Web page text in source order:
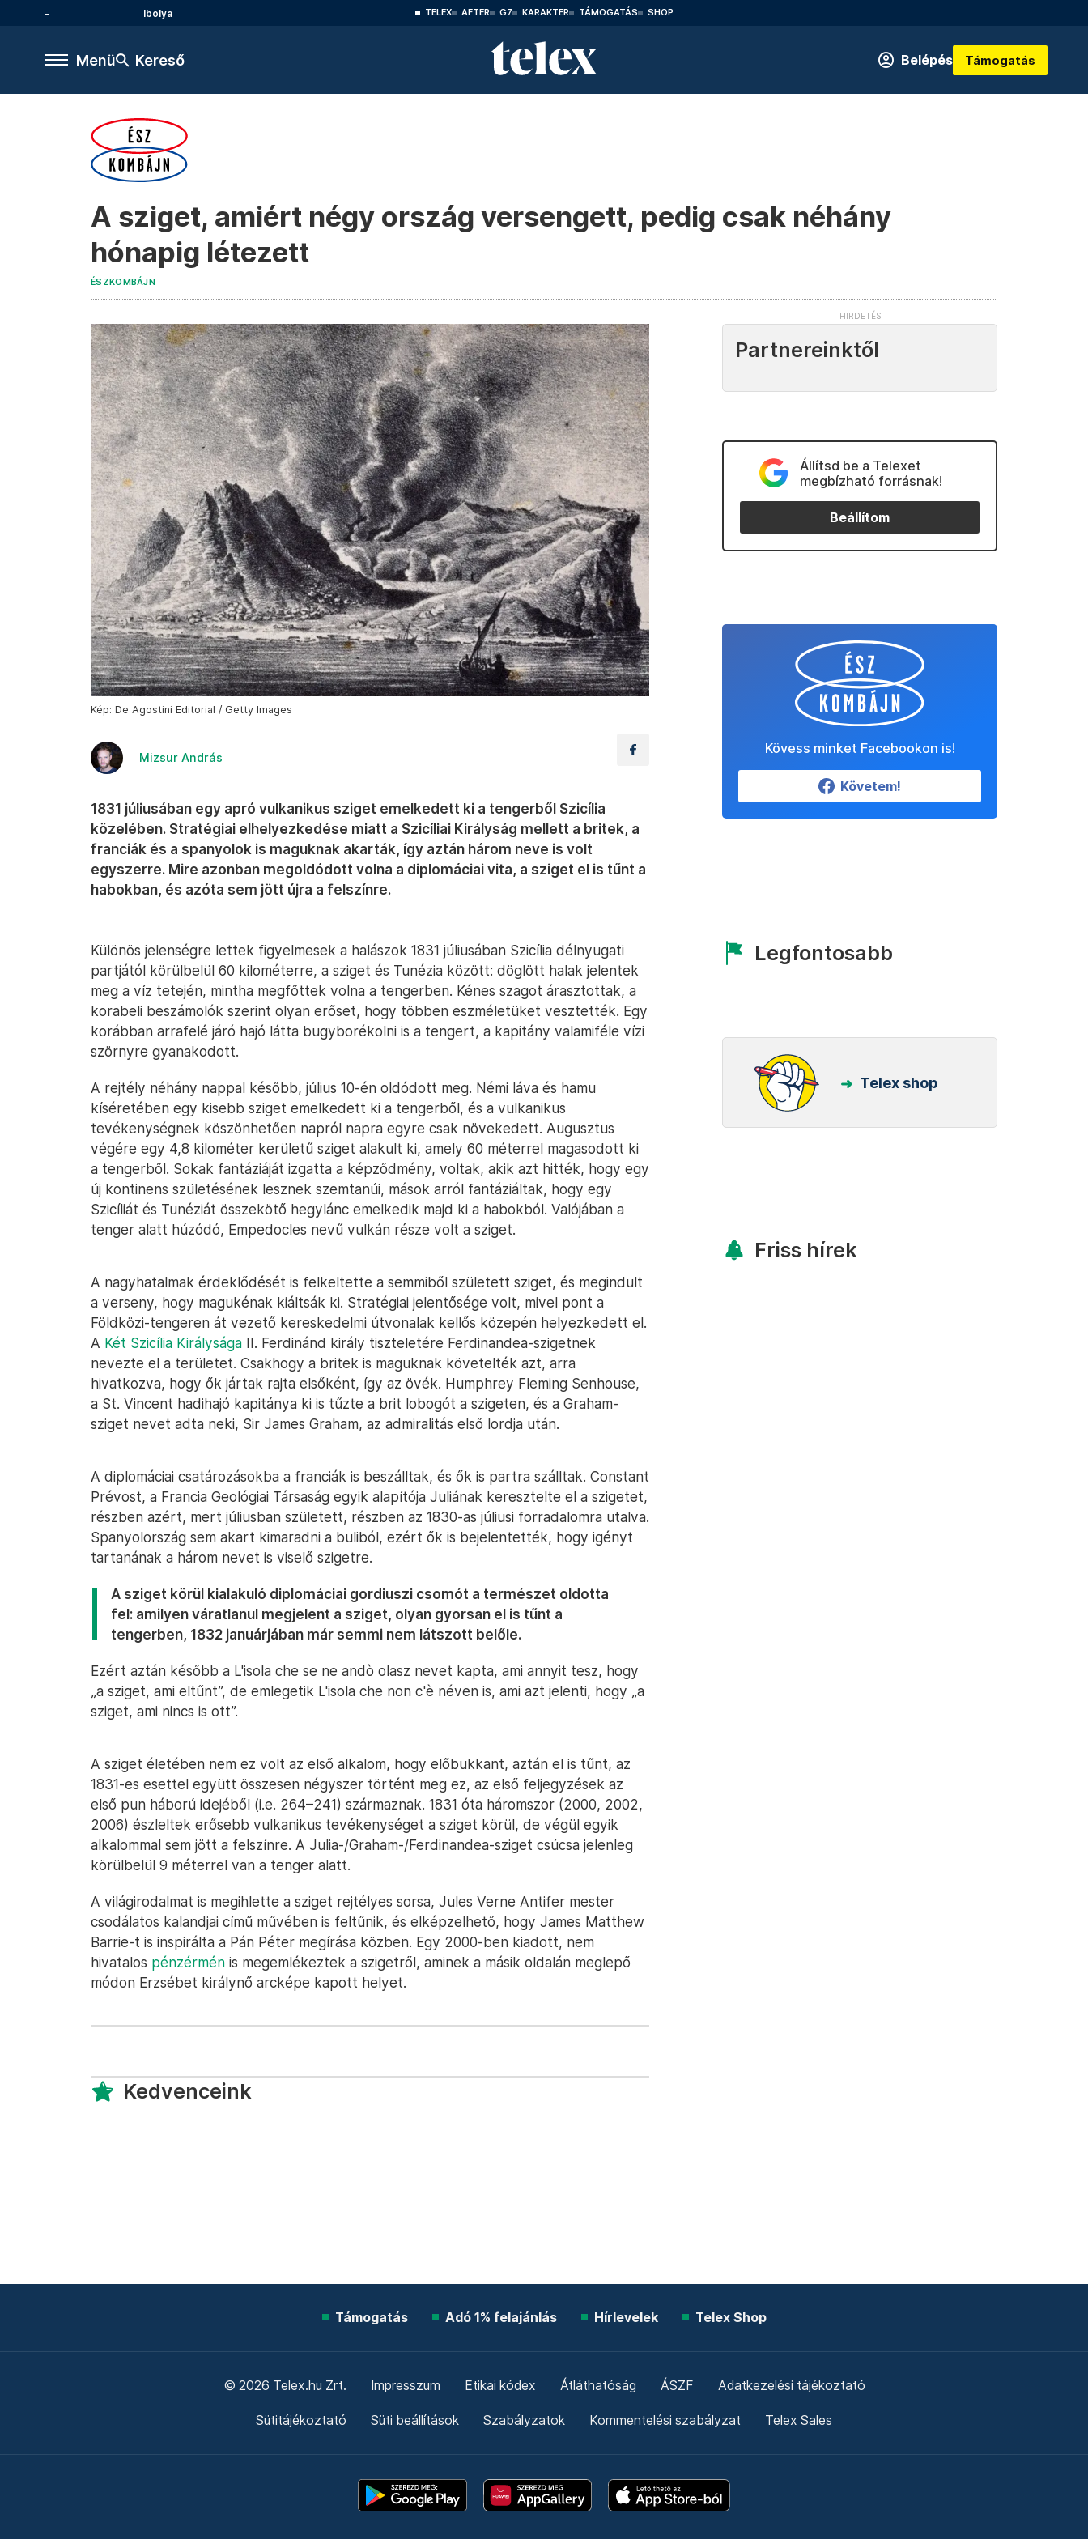
Ibolya TELEX AFTER G7 KARAKTER TÁMOGATÁS SHOP
Menü Kereső Belépés Támogatás
A sziget, amiért négy ország versengett, pedig csak néhány
hónapig létezett
ÉSZKOMBÁJN
Kép: De Agostini Editorial / Getty Images
Mizsur András
1831 júliusában egy apró vulkanikus sziget emelkedett ki a tengerből Szicília
közelében. Stratégiai elhelyezkedése miatt a Szicíliai Királyság mellett a britek, a
franciák és a spanyolok is maguknak akarták, így aztán három neve is volt
egyszerre. Mire azonban megoldódott volna a diplomáciai vita, a sziget el is tűnt a
habokban, és azóta sem jött újra a felszínre.
Különös jelenségre lettek figyelmesek a halászok 1831 júliusában Szicília délnyugati
partjától körülbelül 60 kilométerre, a sziget és Tunézia között: döglött halak jelentek
meg a víz tetején, mintha megfőttek volna a tengerben. Kénes szagot árasztottak, a
korabeli beszámolók szerint olyan erőset, hogy többen eszméletüket vesztették. Egy
korábban arrafelé járó hajó látta bugyborékolni is a tengert, a kapitány valamiféle vízi
szörnyre gyanakodott.
A rejtély néhány nappal később, július 10-én oldódott meg. Némi láva és hamu
kíséretében egy kisebb sziget emelkedett ki a tengerből, és a vulkanikus
tevékenységnek köszönhetően napról napra egyre csak növekedett. Augusztus
végére egy 4,8 kilométer kerületű sziget alakult ki, amely 60 méterrel magasodott ki
a tengerből. Sokak fantáziáját izgatta a képződmény, voltak, akik azt hitték, hogy egy
új kontinens születésének lesznek szemtanúi, mások arról fantáziáltak, hogy egy
Szicíliát és Tunéziát összekötő hegylánc emelkedik majd ki a habokból. Valójában a
tenger alatt húzódó, Empedocles nevű vulkán része volt a sziget.
A nagyhatalmak érdeklődését is felkeltette a semmiből született sziget, és megindult
a verseny, hogy magukénak kiáltsák ki. Stratégiai jelentősége volt, mivel pont a
Földközi-tengeren át vezető kereskedelmi útvonalak kellős közepén helyezkedett el.
A Két Szicília Királysága II. Ferdinánd király tiszteletére Ferdinandea-szigetnek
nevezte el a területet. Csakhogy a britek is maguknak követelték azt, arra
hivatkozva, hogy ők jártak rajta elsőként, így az övék. Humphrey Fleming Senhouse,
a St. Vincent hadihajó kapitánya ki is tűzte a brit lobogót a szigeten, és a Graham-
sziget nevet adta neki, Sir James Graham, az admiralitás első lordja után.
A diplomáciai csatározásokba a franciák is beszálltak, és ők is partra szálltak. Constant
Prévost, a Francia Geológiai Társaság egyik alapítója Juliának keresztelte el a szigetet,
részben azért, mert júliusban született, részben az 1830-as júliusi forradalomra utalva.
Spanyolország sem akart kimaradni a buliból, ezért ők is bejelentették, hogy igényt
tartanának a három nevet is viselő szigetre.
A sziget körül kialakuló diplomáciai gordiuszi csomót a természet oldotta
fel: amilyen váratlanul megjelent a sziget, olyan gyorsan el is tűnt a
tengerben, 1832 januárjában már semmi nem látszott belőle.
Ezért aztán később a L'isola che se ne andò olasz nevet kapta, ami annyit tesz, hogy
„a sziget, ami eltűnt”, de emlegetik L'isola che non c'è néven is, ami azt jelenti, hogy „a
sziget, ami nincs is ott”.
A sziget életében nem ez volt az első alkalom, hogy előbukkant, aztán el is tűnt, az
1831-es esettel együtt összesen négyszer történt meg ez, az első feljegyzések az
első pun háború idejéből (i.e. 264–241) származnak. 1831 óta háromszor (2000, 2002,
2006) észleltek erősebb vulkanikus tevékenységet a sziget körül, de végül egyik
alkalommal sem jött a felszínre. A Julia-/Graham-/Ferdinandea-sziget csúcsa jelenleg
körülbelül 9 méterrel van a tenger alatt.
A világirodalmat is megihlette a sziget rejtélyes sorsa, Jules Verne Antifer mester
csodálatos kalandjai című művében is feltűnik, és elképzelhető, hogy James Matthew
Barrie-t is inspirálta a Pán Péter megírása közben. Egy 2000-ben kiadott, nem
hivatalos pénzérmén is megemlékeztek a szigetről, aminek a másik oldalán meglepő
módon Erzsébet királynő arcképe kapott helyet.
Kedvenceink
Partnereinktől
Állítsd be a Telexet
megbízható forrásnak!
Beállítom
Kövess minket Facebookon is!
Követem!
Legfontosabb
Telex shop
Friss hírek
Támogatás Adó 1% felajánlás Hírlevelek Telex Shop
© 2026 Telex.hu Zrt. Impresszum Etikai kódex Átláthatóság ÁSZF Adatkezelési tájékoztató
Sütitájékoztató Süti beállítások Szabályzatok Kommentelési szabályzat Telex Sales